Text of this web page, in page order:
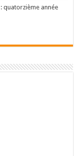
quatorzième année